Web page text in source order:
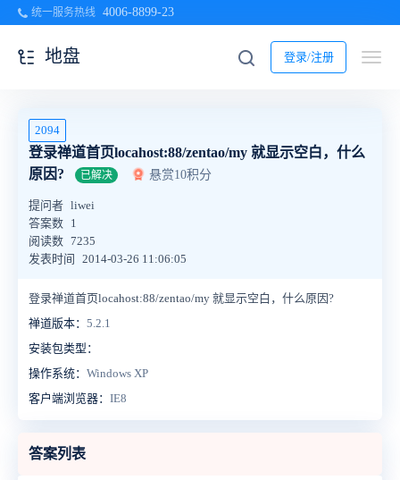
统一服务热线 4006-8899-23
登录/注册
地盘
2094
登录禅道首页locahost:88/zentao/my 就显示空白，什么
原因?
已解决 悬赏10积分
提问者 liwei
答案数 1
阅读数 7235
发表时间
2014-03-26 11:06:05
登录禅道首页locahost:88/zentao/my 就显示空白，什么原因?
禅道版本： 5.2.1
安装包类型：
操作系统： Windows XP
客户端浏览器： IE8
答案列表